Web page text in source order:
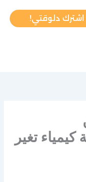
اشترك دلوقتي!
معلمة كيمياء تغير